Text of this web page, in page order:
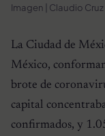
Imagen | Claudio Cruz
La Ciudad de
México,
brote de
capital
confirmados, y